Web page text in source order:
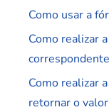
Como usar a
Como realizar
Como realizar
retornar o